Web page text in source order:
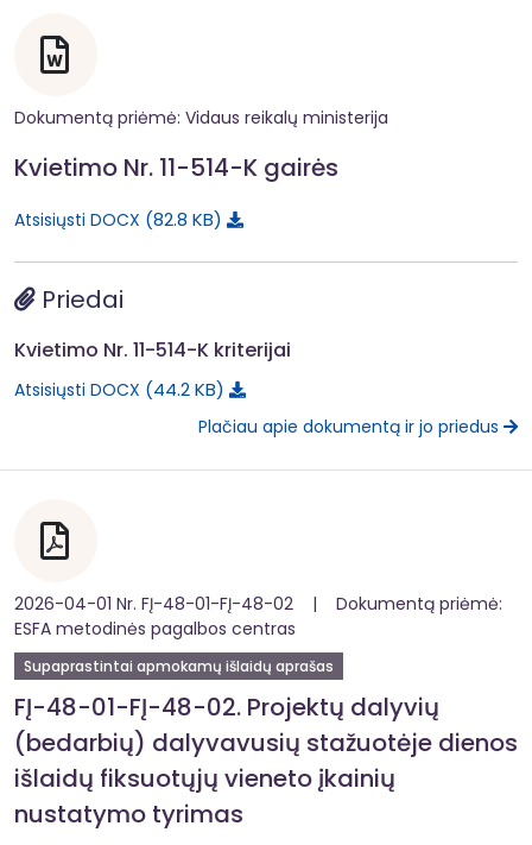
Dokumentą priėmė: Vidaus reikalų ministerija
Kvietimo Nr. 11-514-K gairės
Atsisiųsti DOCX 82.8 KB
Priedai
Kvietimo Nr. 11-514-K kriterijai
Atsisiųsti DOCX 44.2 KB
Plačiau apie dokumentą ir jo priedus
2026-04-01 Nr. FĮ-48-01-FĮ-48-02 | Dokumentą priėmė:
ESFA metodinės pagalbos centras
Supaprastintai apmokamų išlaidų aprašas
FĮ-48-01-FĮ-48-02. Projektų dalyvių
(bedarbių) dalyvavusių stažuotėje dienos
išlaidų fiksuotųjų vieneto įkainių
nustatymo tyrimas